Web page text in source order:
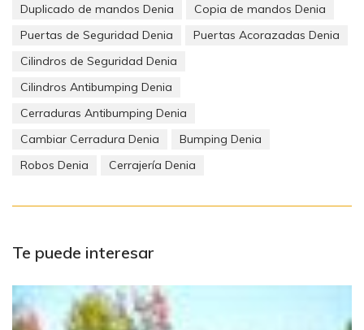
otro coste.
ha generado.
Duplicado de mandos Denia
Copia de mandos Denia
Puertas de Seguridad Denia
Puertas Acorazadas Denia
Cilindros de Seguridad Denia
Cilindros Antibumping Denia
Cerraduras Antibumping Denia
Cambiar Cerradura Denia
Bumping Denia
Robos Denia
Cerrajería Denia
Te puede interesar